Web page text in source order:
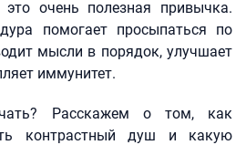
очень полезная привычка.
помогает просыпаться по
мысли в порядок, улучшает
иммунитет.
Расскажем о том, как
контрастный душ и какую